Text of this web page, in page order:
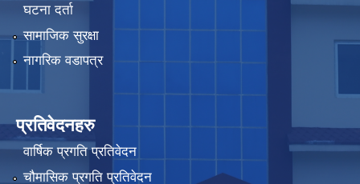
घटना दर्ता
सामाजिक सुरक्षा
नागरिक वडापत्र
प्रतिवेदनहरु
वार्षिक प्रगति प्रतिवेदन
चौमासिक प्रगति प्रतिवेदन